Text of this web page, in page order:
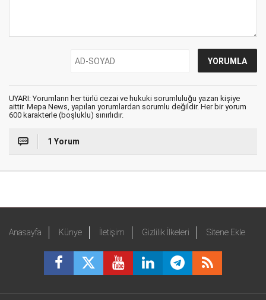
UYARI: Yorumların her türlü cezai ve hukuki sorumluluğu yazan kişiye
aittir. Mepa News, yapılan yorumlardan sorumlu değildir. Her bir yorum
600 karakterle (boşluklu) sınırlıdır.
1 Yorum
Anasayfa Künye İletişim Gizlilik İlkeleri Sitene Ekle